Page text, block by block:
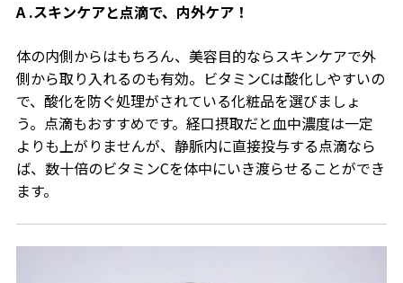
A .スキンケアと点滴で、内外ケア！
体の内側からはもちろん、美容目的ならスキンケアで外
側から取り入れるのも有効。ビタミンCは酸化しやすいの
で、酸化を防ぐ処理がされている化粧品を選びましょ
う。点滴もおすすめです。経口摂取だと血中濃度は一定
よりも上がりませんが、静脈内に直接投与する点滴なら
ば、数十倍のビタミンCを体中にいき渡らせることができ
ます。